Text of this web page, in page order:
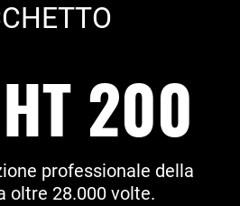
200
professionale della
oltre 28.000 volte.